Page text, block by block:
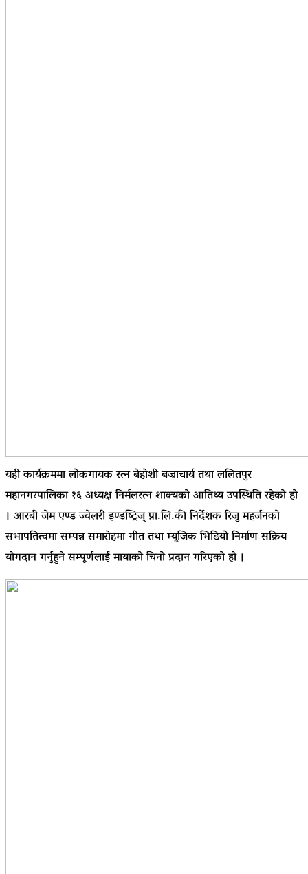
यही कार्यक्रममा लोकगायक रत्न बेहोशी बज्राचार्य तथा ललितपुर
महानगरपालिका १६ अध्यक्ष निर्मलरत्न शाक्यको आतिथ्य उपस्थिति रहेको हो
। आरबी जेम एण्ड ज्वेलरी इण्डष्ट्रिज् प्रा.लि.की निर्देशक रिजु महर्जनको
सभापतित्वमा सम्पन्न समारोहमा गीत तथा म्यूजिक भिडियो निर्माण सक्रिय
योगदान गर्नुहुने सम्पूर्णलाई मायाको चिनो प्रदान गरिएको हो ।